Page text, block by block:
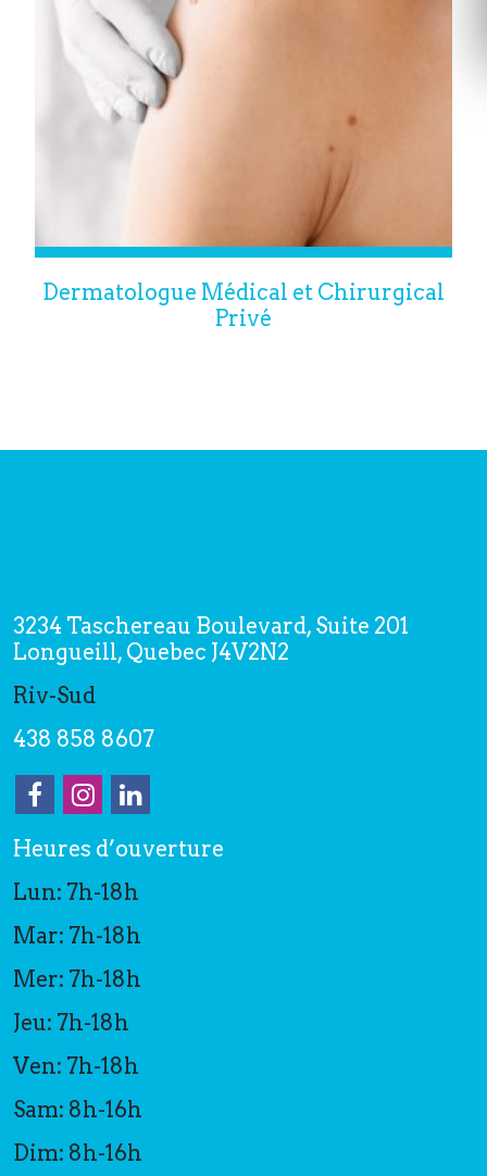
Dermatologue Médical et Chirurgical
Privé
3234 Taschereau Boulevard, Suite 201
Longueill, Quebec J4V2N2
Riv-Sud
438 858 8607
Heures d’ouverture
Lun: 7h-18h
Mar: 7h-18h
Mer: 7h-18h
Jeu: 7h-18h
Ven: 7h-18h
Sam: 8h-16h
Dim: 8h-16h